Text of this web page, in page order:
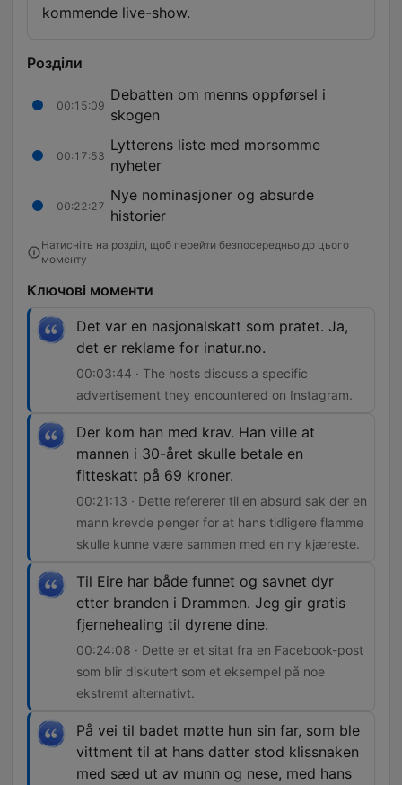
kommende live-show.
Розділи
00:15:09
Debatten om menns oppførsel i
skogen
00:17:53
Lytterens liste med morsomme
nyheter
00:22:27
Nye nominasjoner og absurde
historier
Натисніть на розділ, щоб перейти безпосередньо до цього
моменту
Ключові моменти
Det var en nasjonalskatt som pratet. Ja,
det er reklame for inatur.no.
00:03:44 · The hosts discuss a specific
advertisement they encountered on Instagram.
Der kom han med krav. Han ville at
mannen i 30-året skulle betale en
fitteskatt på 69 kroner.
00:21:13 · Dette refererer til en absurd sak der en
mann krevde penger for at hans tidligere flamme
skulle kunne være sammen med en ny kjæreste.
Til Eire har både funnet og savnet dyr
etter branden i Drammen. Jeg gir gratis
fjernehealing til dyrene dine.
00:24:08 · Dette er et sitat fra en Facebook-post
som blir diskutert som et eksempel på noe
ekstremt alternativt.
På vei til badet møtte hun sin far, som ble
vittment til at hans datter stod klissnaken
med sæd ut av munn og nese, med hans